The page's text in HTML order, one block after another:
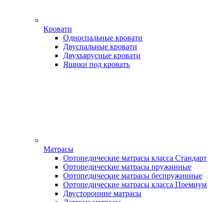
Кровати
Односпальные кровати
Двуспальные кровати
Двухъярусные кровати
Ящики под кровать
Матрасы
Ортопедические матрасы класса Стандарт
Ортопедические матрасы пружинные
Ортопедические матрасы беспружинные
Ортопедические матрасы класса Премиум
Двусторонние матрасы